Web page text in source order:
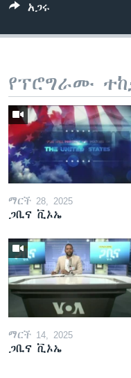
አጋሩ
የፕሮግራሙ
ማርች 28, 2025
ጋቢና ቪኦኤ
ማርች 14, 2025
ጋቢና ቪኦኤ